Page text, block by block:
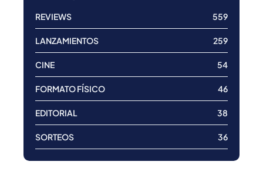
REVIEWS 559
LANZAMIENTOS 259
CINE 54
FORMATO FÍSICO 46
EDITORIAL 38
SORTEOS 36